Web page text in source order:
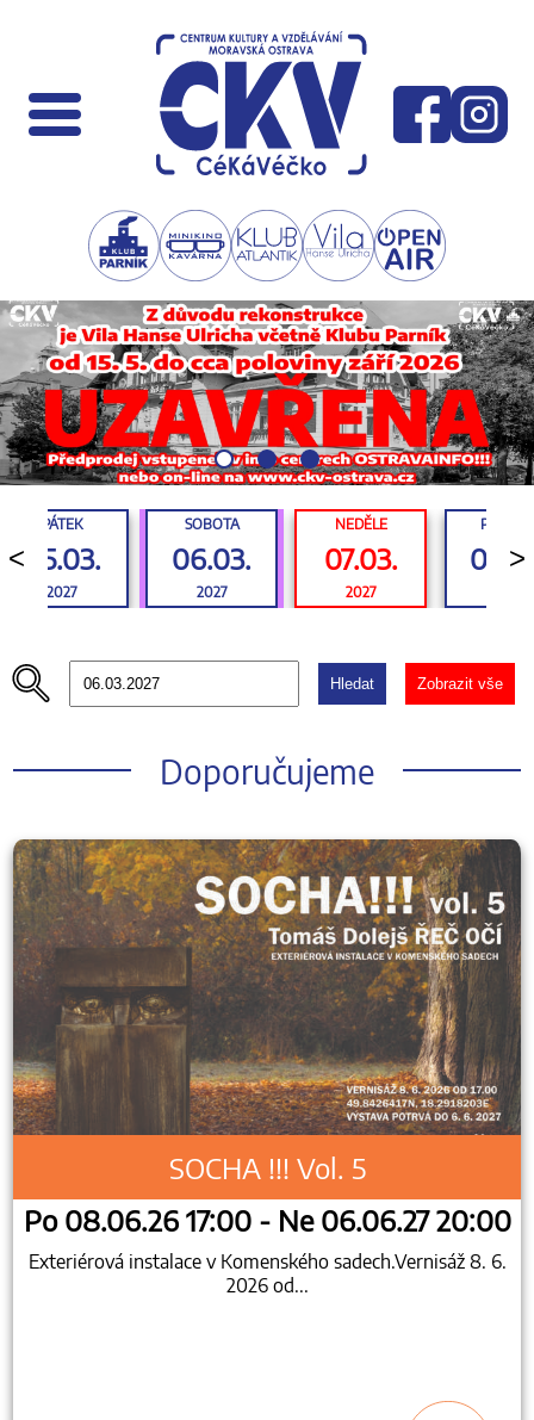
<
PÁTEK
05.03.
2027
SOBOTA
06.03.
2027
NEDĚLE
07.03.
2027
>
Hledat Zobrazit vše
Doporučujeme
SOCHA !!! Vol. 5
Po 08.06.26 17:00 - Ne 06.06.27 20:00
Exteriérová instalace v Komenského sadech.Vernisáž 8. 6.
2026 od...